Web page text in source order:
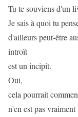
Tu te souviens d'un
Je sais à quoi tu
d'ailleurs peut-être
introït
est un incipit.
Oui,
cela pourrait
n'en est pas